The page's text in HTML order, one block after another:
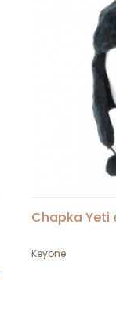
Chapka Yeti
Keyone